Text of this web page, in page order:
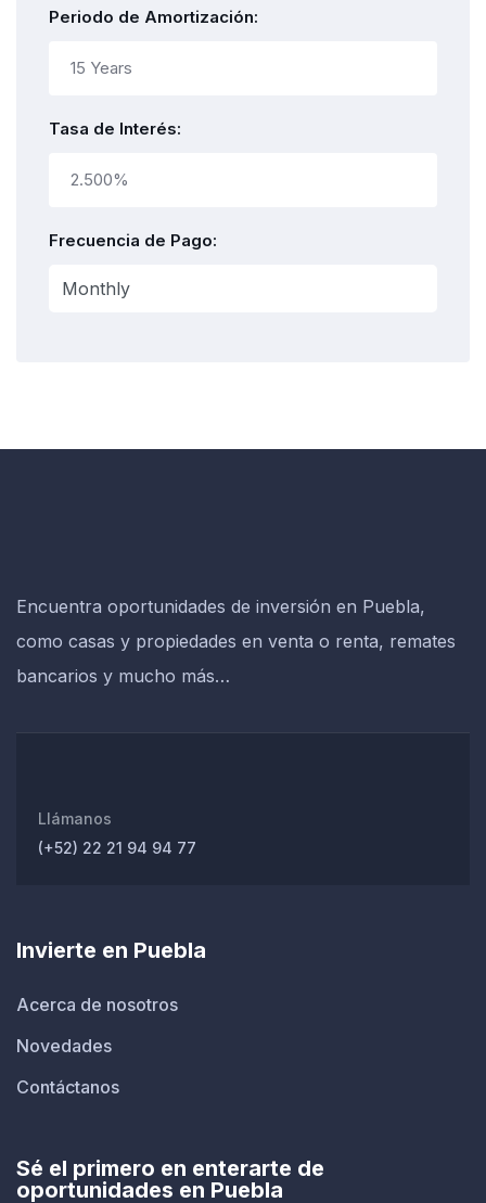
Periodo de Amortización:
Tasa de Interés:
Frecuencia de Pago:
Encuentra oportunidades de inversión en Puebla,
como casas y propiedades en venta o renta, remates
bancarios y mucho más…
Llámanos
(+52) 22 21 94 94 77
Invierte en Puebla
Acerca de nosotros
Novedades
Contáctanos
Sé el primero en enterarte de
oportunidades en Puebla